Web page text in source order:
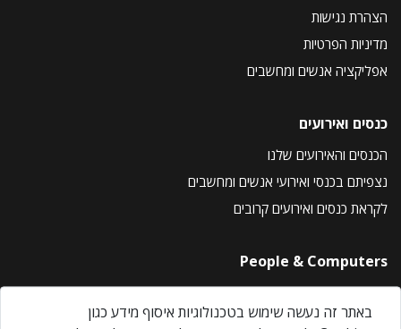
הצהרת נגישות
מדיניות הפרטיות
אפליקציה אנשים ומחשבים
כנסים ואירועים
הכנסים והאירועים שלנו
נצפיתם בכנסי ואירועי אנשים ומחשבים
לקראת כנסים ואירועים קרובים
People & Computers
About Us
Privacy Policy
באתר זה נעשה שימוש בטכנולוגיות איסוף מידע כגון